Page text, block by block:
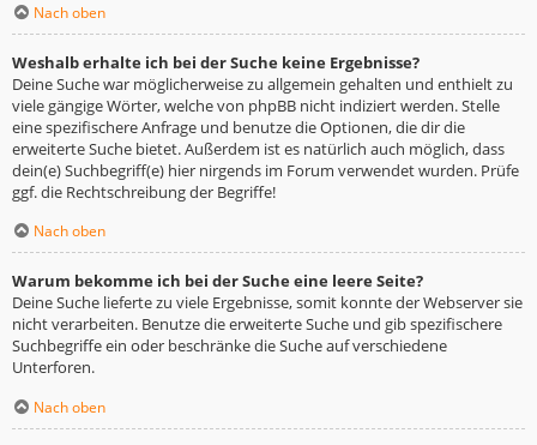
Nach oben
Weshalb erhalte ich bei der Suche keine Ergebnisse?
Deine Suche war möglicherweise zu allgemein gehalten und enthielt zu
viele gängige Wörter, welche von phpBB nicht indiziert werden. Stelle
eine spezifischere Anfrage und benutze die Optionen, die dir die
erweiterte Suche bietet. Außerdem ist es natürlich auch möglich, dass
dein(e) Suchbegriff(e) hier nirgends im Forum verwendet wurden. Prüfe
ggf. die Rechtschreibung der Begriffe!
Nach oben
Warum bekomme ich bei der Suche eine leere Seite?
Deine Suche lieferte zu viele Ergebnisse, somit konnte der Webserver sie
nicht verarbeiten. Benutze die erweiterte Suche und gib spezifischere
Suchbegriffe ein oder beschränke die Suche auf verschiedene
Unterforen.
Nach oben